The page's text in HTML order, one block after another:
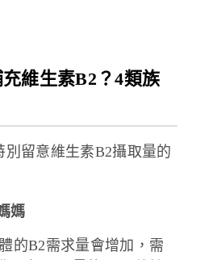
維生素B2？4類族
別留意維生素B2攝取量的
媽
的B2需求量會增加，需